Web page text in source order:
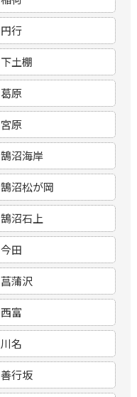
円行
下土棚
葛原
宮原
鵠沼海岸
鵠沼松が岡
鵠沼石上
今田
菖蒲沢
西富
川名
善行坂